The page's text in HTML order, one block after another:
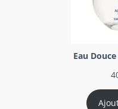
Eau